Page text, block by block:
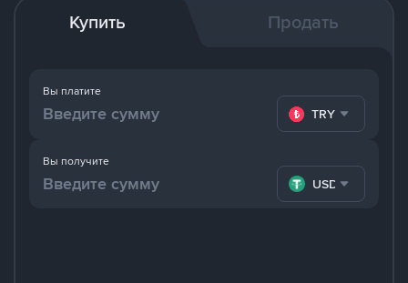
Купить Продать
Вы платите
TRY
Вы получите
USDT